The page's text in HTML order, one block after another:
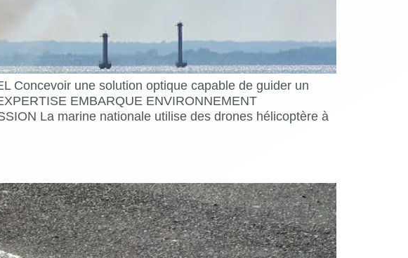
Concevoir une solution optique capable de guider un
EMBARQUE ENVIRONNEMENT
La marine nationale utilise des drones hélicoptère à